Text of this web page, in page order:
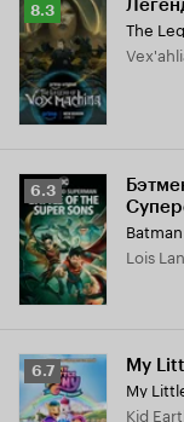
Рейтинг
Кинопоиска
8.3
8.3
The
Рейтинг
Кинопоиска
6.3
6.3
Lois
Рейтинг
Кинопоиска
6.7
6.7 My
My
Kid